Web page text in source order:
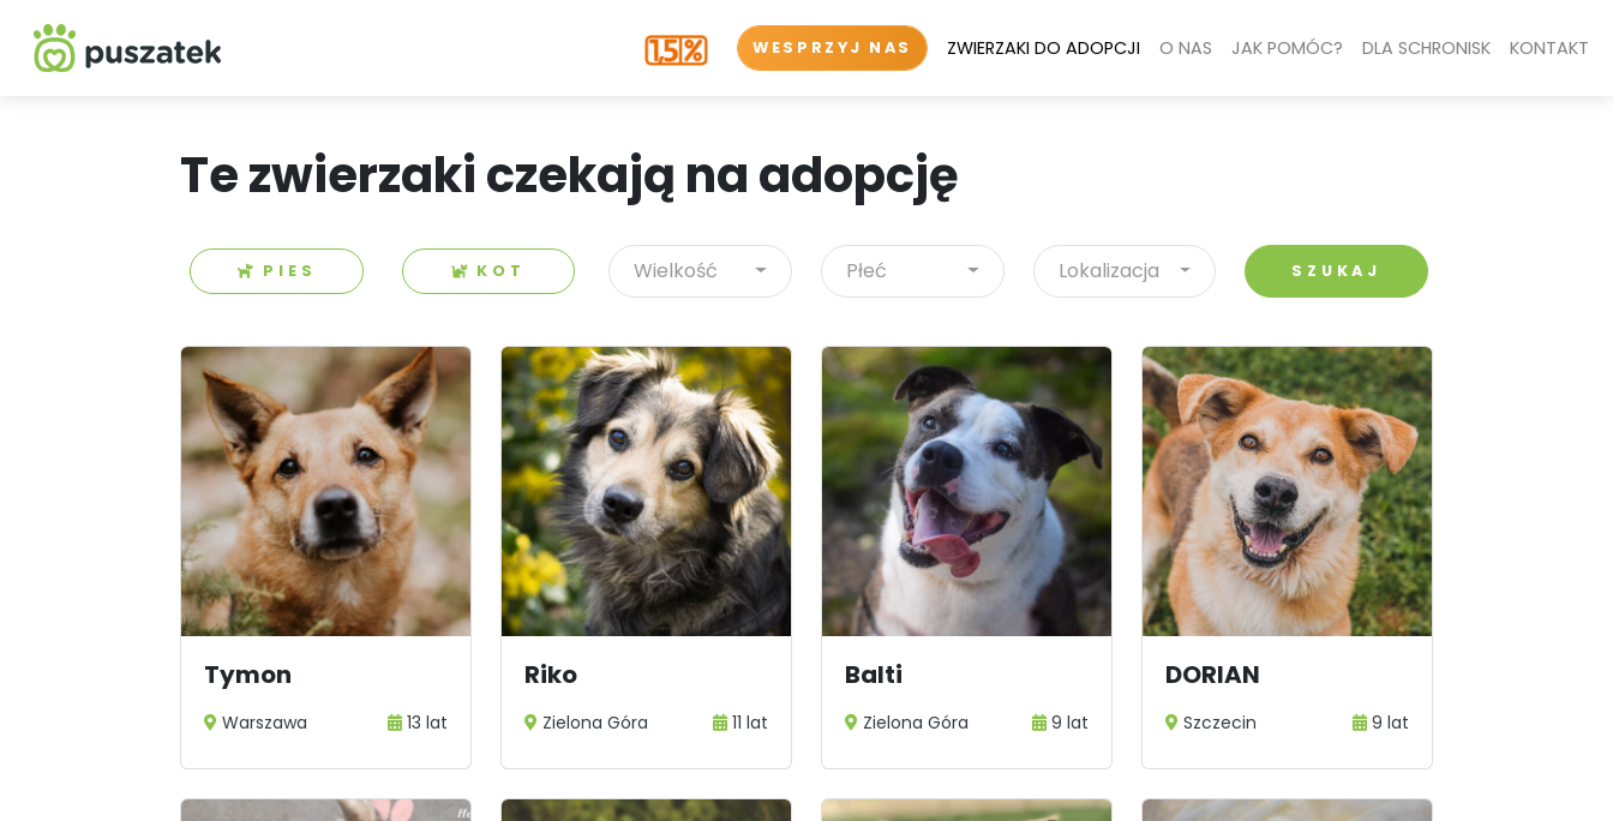
WESPRZYJ NAS ZWIERZAKI DO ADOPCJI O NAS JAK POMÓC? DLA SCHRONISK KONTAKT
Te zwierzaki czekają na adopcję
PIES KOT Wielkość Płeć Lokalizacja SZUKAJ
Tymon
Warszawa 13 lat
Riko
Zielona Góra 11 lat
Balti
Zielona Góra 9 lat
DORIAN
Szczecin 9 lat